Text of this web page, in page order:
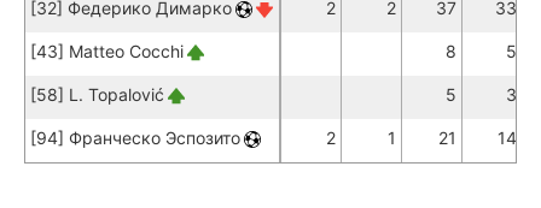
[32] Федерико Димарко 2 2 37 33
[43] Matteo Cocchi 8 5
[58] L. Topalović 5 3
[94] Франческо Эспозито 2 1 21 14